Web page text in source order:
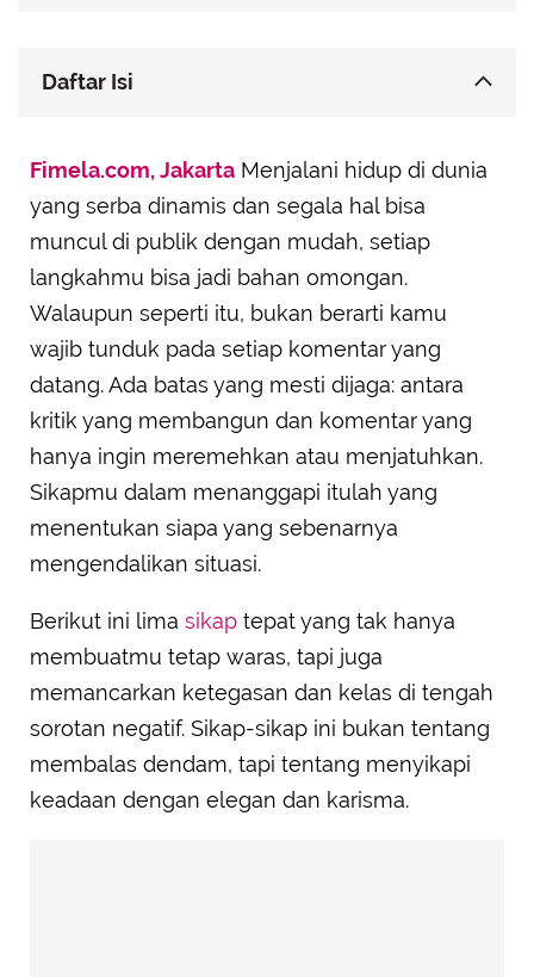
Daftar Isi
Jangan Bereaksi Emosional, Ambil Alih Kendali
Tunjukkan Batas yang Sehat dan Lebih Tegas
Ubah Komentar Sinis Jadi Bukti Nyata
Jauhkan Diri dari Lingkaran Penghakiman
Fimela.com, Jakarta Menjalani hidup di dunia
yang serba dinamis dan segala hal bisa
muncul di publik dengan mudah, setiap
langkahmu bisa jadi bahan omongan.
Walaupun seperti itu, bukan berarti kamu
wajib tunduk pada setiap komentar yang
datang. Ada batas yang mesti dijaga: antara
kritik yang membangun dan komentar yang
hanya ingin meremehkan atau menjatuhkan.
Sikapmu dalam menanggapi itulah yang
menentukan siapa yang sebenarnya
mengendalikan situasi.
Berikut ini lima sikap tepat yang tak hanya
membuatmu tetap waras, tapi juga
memancarkan ketegasan dan kelas di tengah
sorotan negatif. Sikap-sikap ini bukan tentang
membalas dendam, tapi tentang menyikapi
keadaan dengan elegan dan karisma.